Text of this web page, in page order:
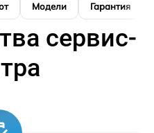
Модели Гарантия
сервис-